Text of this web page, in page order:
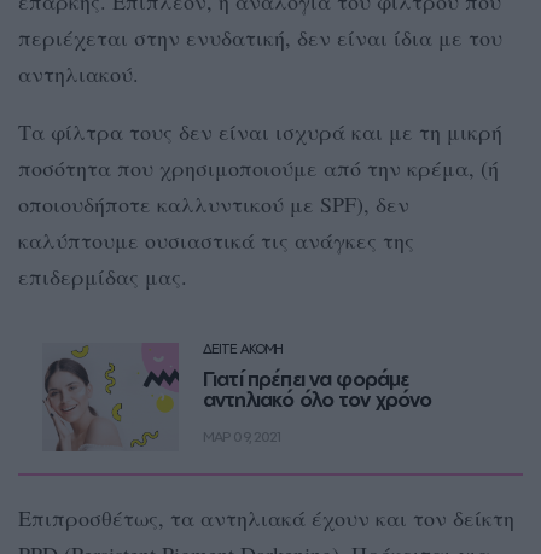
περιέχεται στην ενυδατική, δεν είναι ίδια με του
αντηλιακού.
Τα φίλτρα τους δεν είναι ισχυρά και με τη μικρή
ποσότητα που χρησιμοποιούμε από την κρέμα, (ή
οποιουδήποτε καλλυντικού με SPF), δεν
καλύπτουμε ουσιαστικά τις ανάγκες της
επιδερμίδας μας.
ΔΕΙΤΕ ΑΚΟΜΗ
Γιατί πρέπει να φοράμε
αντηλιακό όλο τον χρόνο
ΜΑΡ 09, 2021
Επιπροσθέτως, τα αντηλιακά έχουν και τον δείκτη